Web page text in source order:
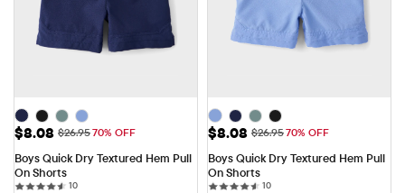
Precio de venta: $8.08
$8.08 Precio original: $26.95
$26.9570% OFF
Boys Quick Dry Textured Hem Pull
On Shorts
1010 reviews
Precio de venta: $8.08
$8.08 Precio original: $26.95
$26.9570% OFF
Boys Quick Dry Textured Hem Pull
On Shorts
1010 reviews